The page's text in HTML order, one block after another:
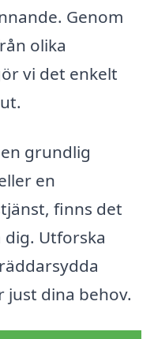
Genom
olika
vi det enkelt
grundlig
en
finns det
Utforska
just dina behov.